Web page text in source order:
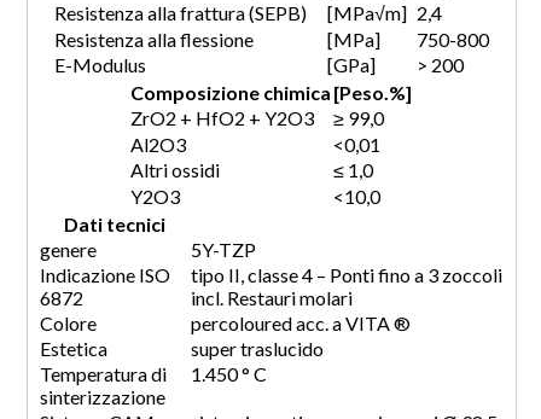
Resistenza alla frattura (SEPB)
[MPa√m] 2,4
Resistenza alla flessione
[MPa]
750-800
E-Modulus
[GPa]
> 200
Composizione chimica [Peso.%]
ZrO2 + HfO2 + Y2O3
≥ 99,0
Al2O3
<0,01
Altri ossidi
≤ 1,0
Y2O3
<10,0
Dati tecnici
genere
5Y-TZP
Indicazione ISO
6872
tipo II, classe 4 – Ponti fino a 3 zoccoli
incl. Restauri molari
Colore
percoloured acc. a VITA®
Estetica
super traslucido
Temperatura di
sinterizzazione
1.450 ° C